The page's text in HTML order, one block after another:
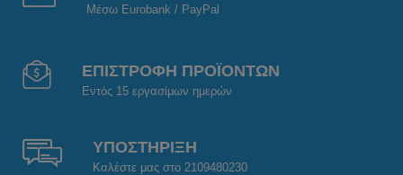
Μέσω Eurobank / PayPal
ΕΠΙΣΤΡΟΦΗ ΠΡΟΪΟΝΤΩΝ
Εντός 15 εργασίμων ημερών
ΥΠΟΣΤΗΡΙΞΗ
Καλέστε μας στο 2109480230